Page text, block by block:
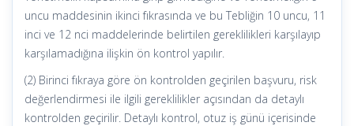
uncu maddesinin ikinci fıkrasında ve bu Tebliğin 10 uncu, 11
inci ve 12 nci maddelerinde belirtilen gereklilikleri karşılayıp
karşılamadığına ilişkin ön kontrol yapılır.
(2) Birinci fıkraya göre ön kontrolden geçirilen başvuru, risk
değerlendirmesi ile ilgili gereklilikler açısından da detaylı
kontrolden geçirilir. Detaylı kontrol, otuz iş günü içerisinde